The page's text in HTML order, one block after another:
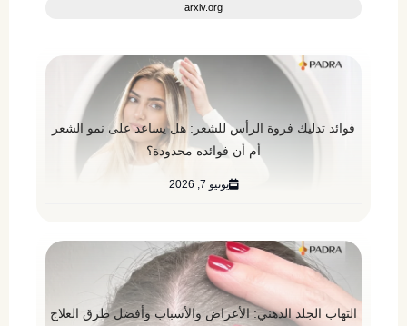
فوائد تدليك فروة الرأس للشعر: هل يساعد على نمو الشعر
أم أن فوائده محدودة؟
يونيو 7, 2026
التهاب الجلد الدهني: الأعراض والأسباب وأفضل طرق العلاج
arxiv.org